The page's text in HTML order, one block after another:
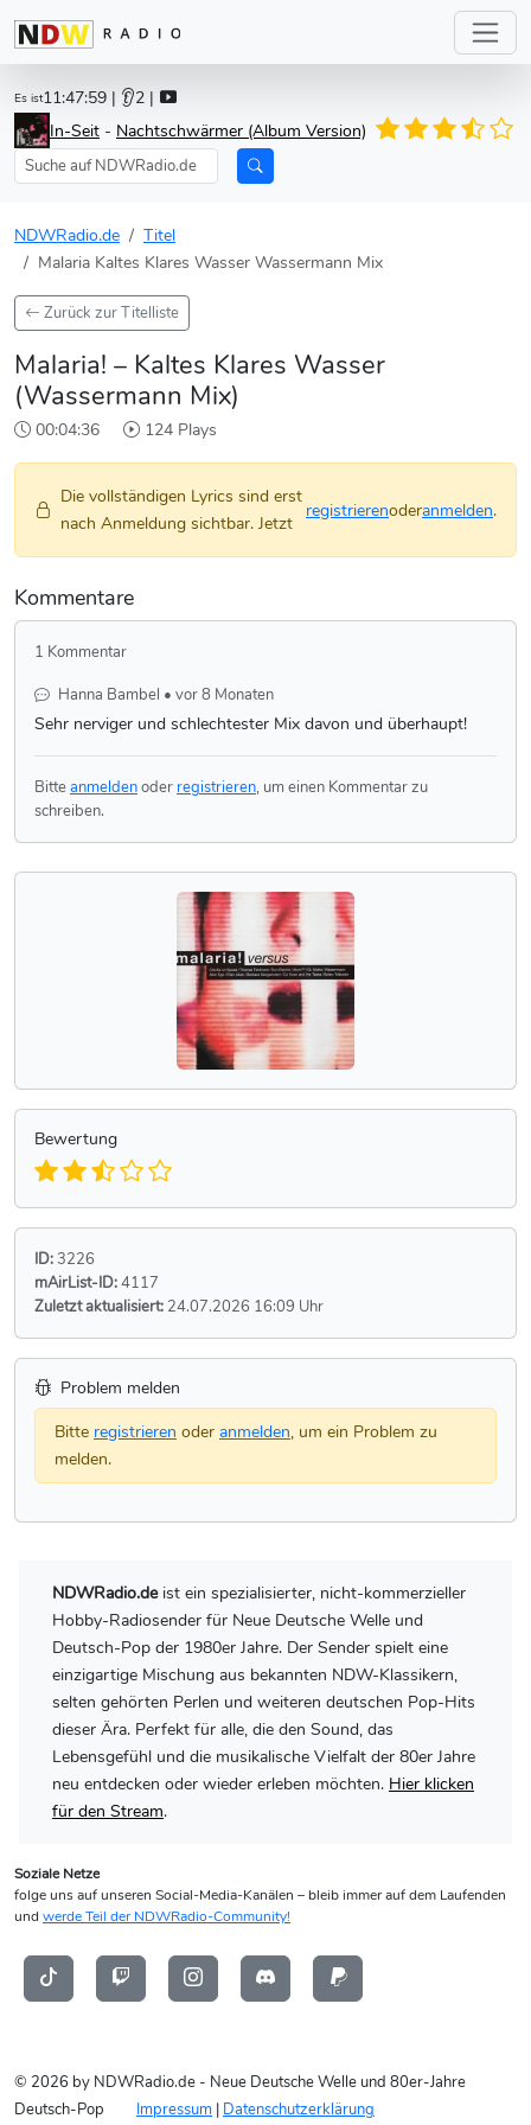
Es ist11:47:59 | 👂2 |
In-Seit - Nachtschwärmer (Album Version)
NDWRadio.de
Titel
Malaria Kaltes Klares Wasser Wassermann Mix
Zurück zur Titelliste
Malaria! – Kaltes Klares Wasser
(Wassermann Mix)
00:04:36 124 Plays
Die vollständigen Lyrics sind erst
nach Anmeldung sichtbar. Jetzt
registrierenoderanmelden.
Kommentare
1 Kommentar
Hanna Bambel • vor 8 Monaten
Sehr nerviger und schlechtester Mix davon und überhaupt!
Bitteanmeldenoder registrieren, um einen Kommentar zu
schreiben.
Bewertung
ID:3226
mAirList-ID:4117
Zuletzt aktualisiert: 24.07.2026 16:09 Uhr
Problem melden
Bitte registrieren oder anmelden, um ein Problem zu
melden.
NDWRadio.deist ein spezialisierter, nicht-kommerzieller
Hobby-Radiosender für Neue Deutsche Welle und
Deutsch-Pop der 1980er Jahre. Der Sender spielt eine
einzigartige Mischung aus bekannten NDW-Klassikern,
selten gehörten Perlen und weiteren deutschen Pop-Hits
dieser Ära. Perfekt für alle, die den Sound, das
Lebensgefühl und die musikalische Vielfalt der 80er Jahre
neu entdecken oder wieder erleben möchten. Hier klicken
für den Stream.
Soziale Netze
folge uns auf unseren Social-Media-Kanälen – bleib immer auf dem Laufenden
und werde Teil der NDWRadio-Community!
© 2026 by NDWRadio.de - Neue Deutsche Welle und 80er-Jahre
Deutsch-Pop
Impressum | Datenschutzerklärung